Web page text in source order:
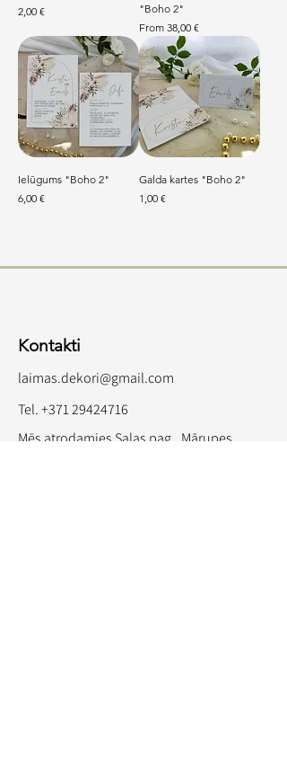
Price
2,00 €
"Boho 2"
From 38,00 €
Sale Price
Ielūgums "Boho 2"
Price
6,00 €
Galda kartes "Boho 2"
Price
1,00 €
Kontakti
laimas.dekori@gmail.com
Tel.+371 29424716
Mēs atrodamies Salas pag., Mārupes